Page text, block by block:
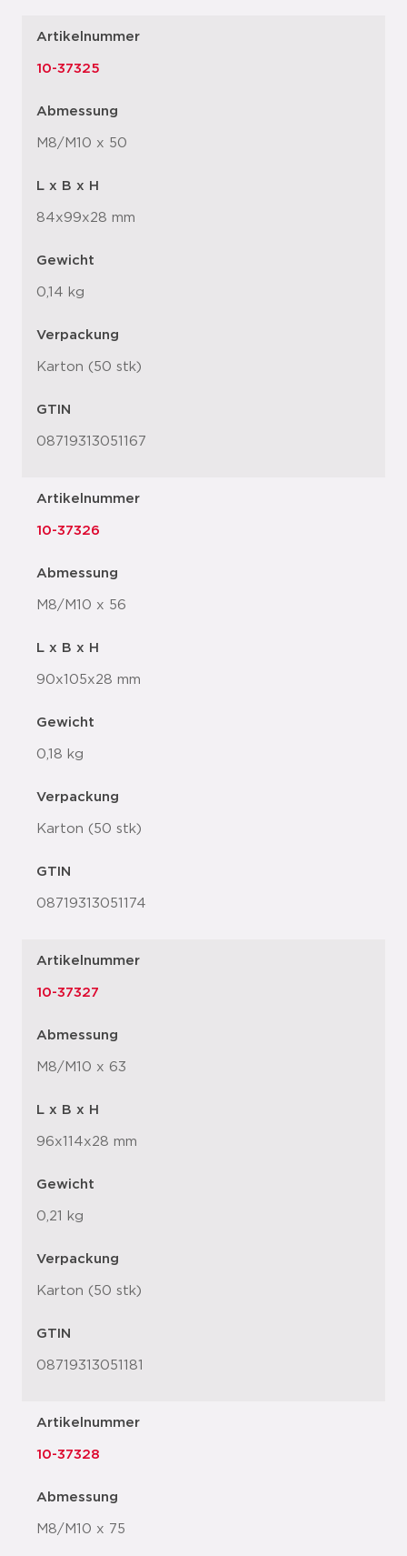
Artikelnummer
10-37325
Abmessung
M8/M10 x 50
L x B x H
84x99x28 mm
Gewicht
0,14 kg
Verpackung
Karton (50 stk)
GTIN
08719313051167
Artikelnummer
10-37326
Abmessung
M8/M10 x 56
L x B x H
90x105x28 mm
Gewicht
0,18 kg
Verpackung
Karton (50 stk)
GTIN
08719313051174
Artikelnummer
10-37327
Abmessung
M8/M10 x 63
L x B x H
96x114x28 mm
Gewicht
0,21 kg
Verpackung
Karton (50 stk)
GTIN
08719313051181
Artikelnummer
10-37328
Abmessung
M8/M10 x 75